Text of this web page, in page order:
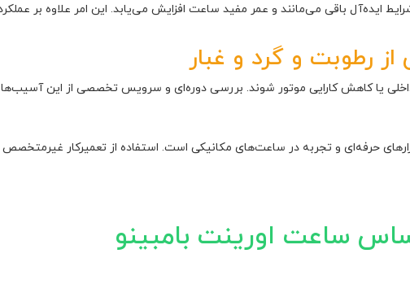
باقی می‌مانند و عمر مفید ساعت افزایش می‌یابد. این امر علاوه بر
رطوبت و گرد و غبار
یا کاهش کارایی موتور شوند. بررسی دوره‌ای و سرویس تخصصی از این
حرفه‌ای و تجربه در ساعت‌های مکانیکی است. استفاده از تعمیرکار
ساعت اورینت بامبینو